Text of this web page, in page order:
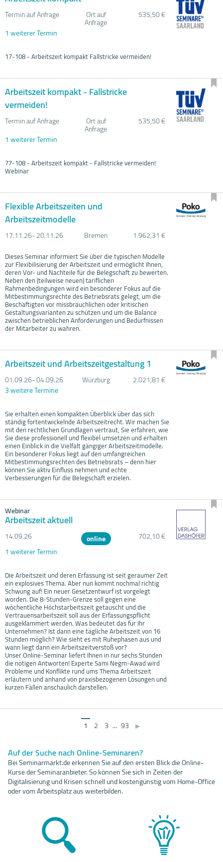
Termin auf Anfrage Ort auf
Anfrage
535,50 €
1 weiterer Termin
17-108 - Arbeitszeit kompakt Fallstricke vermeiden!
Arbeitszeit kompakt - Fallstricke
vermeiden!
Termin auf Anfrage Ort auf
Anfrage
535,50 €
1 weiterer Termin
77-108 - Arbeitszeit kompakt - Fallstricke vermeiden!
Webinar
Flexible Arbeitszeiten und
Arbeitszeitmodelle
17.11.26- 20.11.26 Bremen 1.962,31 €
Dieses Seminar informiert Sie über die typischen Modelle
zur Flexibilisierung der Arbeitszeit und ermöglicht Ihnen,
deren Vor- und Nachteile für die Belegschaft zu bewerten.
Neben den (teilweise neuen) tariflichen
Rahmenbedingungen wird ein besonderer Fokus auf die
Mitbestimmungsrechte des Betriebsrats gelegt, um die
Beschäftigten vor missbräuchlichen oder kritischen
Gestaltungsvarianten zu schützen und um die Balance
zwischen betrieblichen Anforderungen und Bedürfnissen
der Mitarbeiter zu wahren.
Arbeitszeit und Arbeitszeitgestaltung 1
01.09.26- 04.09.26 Würzburg
2.021,81 €
3 weitere Termine
Sie erhalten einen kompakten Überblick über das sich
ständig fortentwickelnde Arbeitszeitrecht. Wir machen Sie
mit den rechtlichen Grundlagen vertraut, Sie erfahren, wie
Sie diese professionell und flexibel umsetzen und erhalten
einen Einblick in die Vielfalt gängiger Arbeitszeitmodelle.
Ein besonderer Fokus liegt auf den umfangreichen
Mitbestimmungsrechten des Betriebsrats – denn hier
können Sie aktiv Einfluss nehmen und echte
Verbesserungen für die Belegschaft erzielen.
Webinar
Arbeitszeit aktuell
14.09.26 online
702,10 €
1 weiterer Termin
Die Arbeitszeit und deren Erfassung ist seit geraumer Zeit
ein explosives Thema. Aber nun kommt nochmal richtig
Schwung auf! Ein neuer Gesetzentwurf ist vorgelegt
worden. Die 8-Stunden-Grenze soll gegen eine
wöchentliche Höchstarbeitszeit getauscht und die
Vertrauensarbeitszeit soll aus der Erfassungspflicht
ausgeklammert werden. Was bedeutet das für Ihr
Unternehmen? Ist dann eine tägliche Arbeitszeit von 16
Stunden möglich? Wie sieht es mit Ruhephasen aus und
wann liegt dann ein Arbeitszeitverstoß vor?
Unser Online-Seminar liefert Ihnen in nur sechs Stunden
die nötigen Antworten! Experte Sami Negm-Awad wird
Probleme und Konflikte rund ums Thema Arbeitszeit
erläutern und anhand von praxisbezogenen Lösungen und
kurzen Fällen anschaulich darstellen.
1 2 3 ... 93 ▶
Auf der Suche nach Online-Seminaren?
Bei Seminarmarkt.de erkennen Sie auf den ersten Blick die Online-
Kurse der Seminaranbieter. So können Sie sich in Zeiten der
Digitalisierung und Krisen schnell und kostengünstig vom Home-Office
oder vom Arbeitsplatz aus weiterbilden.